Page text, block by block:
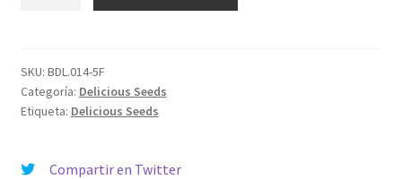
SKU: BDL.014-5F
Categoría: Delicious Seeds
Etiqueta: Delicious Seeds
Compartir en Twitter